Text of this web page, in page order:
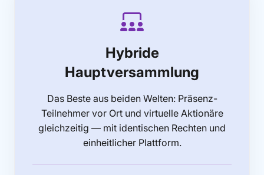
Hybride
Hauptversammlung
Das Beste aus beiden Welten: Präsenz-
Teilnehmer vor Ort und virtuelle Aktionäre
gleichzeitig — mit identischen Rechten und
einheitlicher Plattform.